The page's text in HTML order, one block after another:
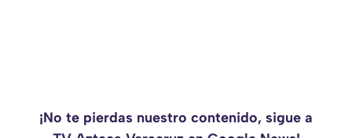
¡No te pierdas nuestro contenido, sigue a